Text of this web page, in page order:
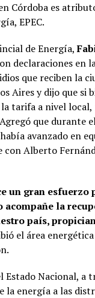
Córdoba es
EPEC.
de Energía,
declaraciones en
que reciben la
Aires y dijo que si
tarifa a nivel local,
que durante
avanzado en
con Alberto
un gran esfuerzo
acompañe la
país,
el área
Estado Nacional, a
la energía a las